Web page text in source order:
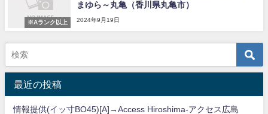
※Aランク以上
まゆら～丸亀（香川県丸亀市）
2024年9月19日
最近の投稿
情報提供(イッ寸BO45)[A]→Access Hiroshima-アクセス広島